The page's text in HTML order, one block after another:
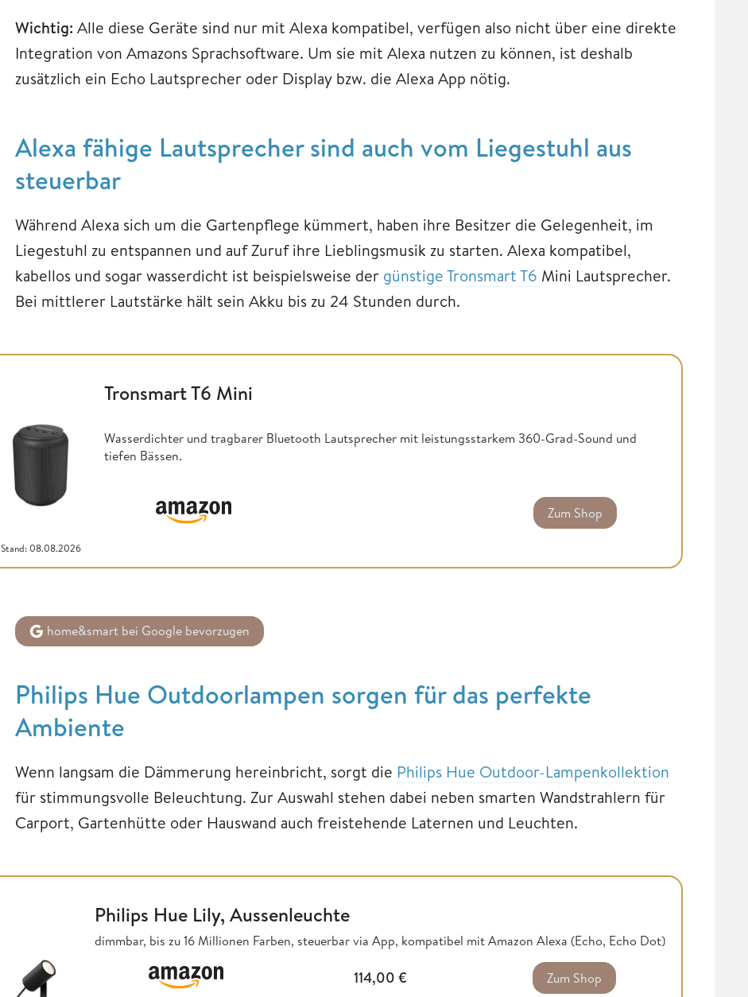
Wichtig: Alle diese Geräte sind nur mit Alexa kompatibel, verfügen also nicht über eine direkte
Integration von Amazons Sprachsoftware. Um sie mit Alexa nutzen zu können, ist deshalb
zusätzlich ein Echo Lautsprecher oder Display bzw. die Alexa App nötig.
Alexa fähige Lautsprecher sind auch vom Liegestuhl aus
steuerbar
Während Alexa sich um die Gartenpflege kümmert, haben ihre Besitzer die Gelegenheit, im
Liegestuhl zu entspannen und auf Zuruf ihre Lieblingsmusik zu starten. Alexa kompatibel,
kabellos und sogar wasserdicht ist beispielsweise der günstige Tronsmart T6 Mini Lautsprecher.
Bei mittlerer Lautstärke hält sein Akku bis zu 24 Stunden durch.
Stand: 08.08.2026
Tronsmart T6 Mini
Wasserdichter und tragbarer Bluetooth Lautsprecher mit leistungsstarkem 360-Grad-Sound und
tiefen Bässen.
Zum Shop
home&smart bei Google bevorzugen
Philips Hue Outdoorlampen sorgen für das perfekte
Ambiente
Wenn langsam die Dämmerung hereinbricht, sorgt die Philips Hue Outdoor-Lampenkollektion
für stimmungsvolle Beleuchtung. Zur Auswahl stehen dabei neben smarten Wandstrahlern für
Carport, Gartenhütte oder Hauswand auch freistehende Laternen und Leuchten.
Philips Hue Lily, Aussenleuchte
dimmbar, bis zu 16 Millionen Farben, steuerbar via App, kompatibel mit Amazon Alexa (Echo, Echo Dot)
114,00 € Zum Shop